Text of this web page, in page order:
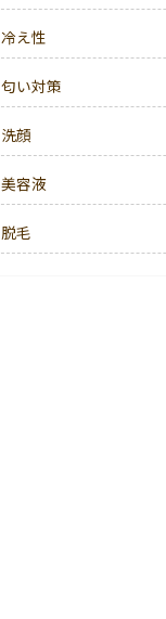
冷え性
匂い対策
洗顔
美容液
脱毛